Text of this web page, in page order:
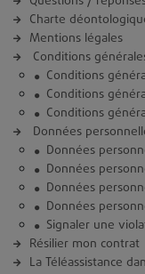
Charte
Mentions légales
Conditions
Conditions
Conditions
Conditions
Données
Données
Données
Données
Données
Signaler une
Résilier mon contrat
La Téléassistance